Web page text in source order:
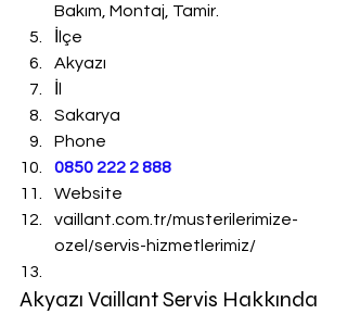
Bakım, Montaj, Tamir.
İlçe
Akyazı
Sakarya
Phone
0850 222 2 888
Website
vaillant.com.tr/musterilerimize-
ozel/servis-hizmetlerimiz/
Akyazı Vaillant Servis Hakkında